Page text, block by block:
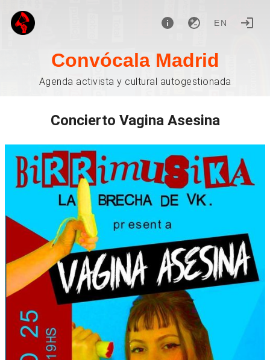
EN
Convócala Madrid
Agenda activista y cultural autogestionada
Concierto Vagina Asesina